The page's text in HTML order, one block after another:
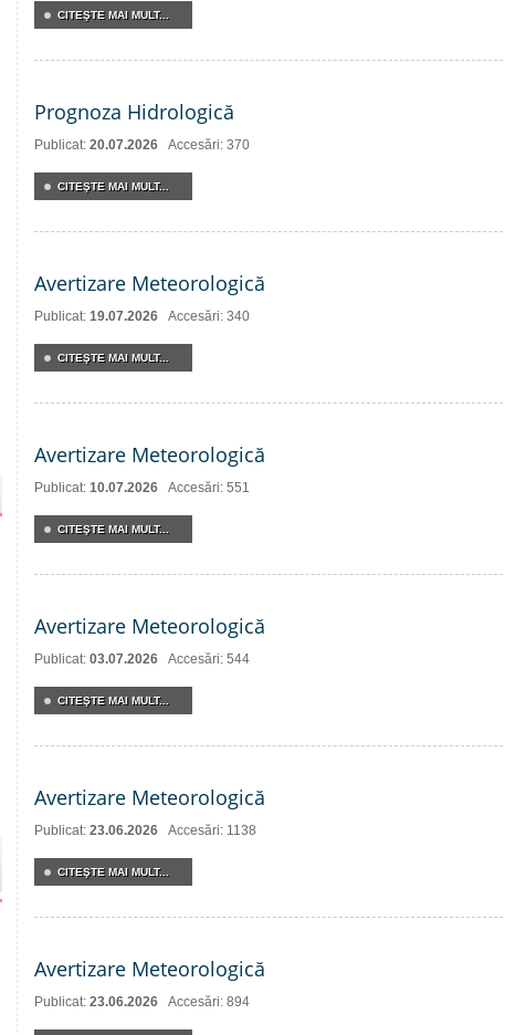
CITEŞTE MAI MULT...
Prognoza Hidrologică
Publicat: 20.07.2026 Accesări: 370
CITEŞTE MAI MULT...
Avertizare Meteorologică
Publicat: 19.07.2026 Accesări: 340
CITEŞTE MAI MULT...
Avertizare Meteorologică
Publicat: 10.07.2026 Accesări: 551
CITEŞTE MAI MULT...
Avertizare Meteorologică
Publicat: 03.07.2026 Accesări: 544
CITEŞTE MAI MULT...
Avertizare Meteorologică
Publicat: 23.06.2026 Accesări: 1138
CITEŞTE MAI MULT...
Avertizare Meteorologică
Publicat: 23.06.2026 Accesări: 894